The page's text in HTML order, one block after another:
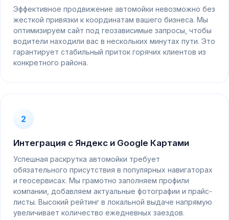
Эффективное продвижение автомойки невозможно без
жесткой привязки к координатам вашего бизнеса. Мы
оптимизируем сайт под геозависимые запросы, чтобы
водители находили вас в нескольких минутах пути. Это
гарантирует стабильный приток горячих клиентов из
конкретного района.
2
Интеграция с Яндекс и Google Картами
Успешная раскрутка автомойки требует
обязательного присутствия в популярных навигаторах
и геосервисах. Мы грамотно заполняем профили
компании, добавляем актуальные фотографии и прайс-
листы. Высокий рейтинг в локальной выдаче напрямую
увеличивает количество ежедневных заездов.